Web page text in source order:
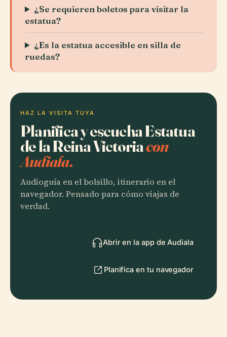
¿Se requieren boletos para visitar la
estatua?
¿Es la estatua accesible en silla de
ruedas?
HAZ LA VISITA TUYA
Planifica y escucha Estatua
de la Reina Victoriacon
Audiala.
Audioguía en el bolsillo, itinerario en el
navegador. Pensado para cómo viajas de
verdad.
Abrir en la app de Audiala
Planifica en tu navegador